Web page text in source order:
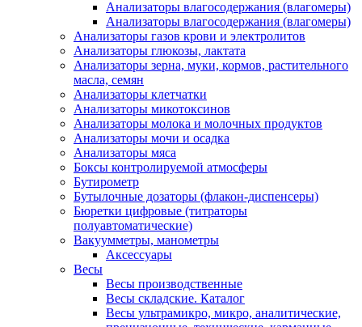
Анализаторы влагосодержания (влагомеры)
Анализаторы влагосодержания (влагомеры)
Анализаторы газов крови и электролитов
Анализаторы глюкозы, лактата
Анализаторы зерна, муки, кормов, растительного
масла, семян
Анализаторы клетчатки
Анализаторы микотоксинов
Анализаторы молока и молочных продуктов
Анализаторы мочи и осадка
Анализаторы мяса
Боксы контролируемой атмосферы
Бутирометр
Бутылочные дозаторы (флакон-диспенсеры)
Бюретки цифровые (титраторы
полуавтоматические)
Вакуумметры, манометры
Аксессуары
Весы
Весы производственные
Весы складские. Каталог
Весы ультрамикро, микро, аналитические,